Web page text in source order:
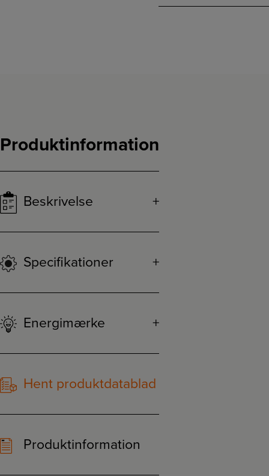
Produktinformation
Beskrivelse
Specifikationer
Energimærke
Hent produktdatablad
Produktinformation